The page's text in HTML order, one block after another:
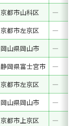
京都市山科区
―
京都市左京区
―
岡山県岡山市
―
静岡県富士宮市
―
京都市左京区
―
岡山県岡山市
―
京都市上京区
―